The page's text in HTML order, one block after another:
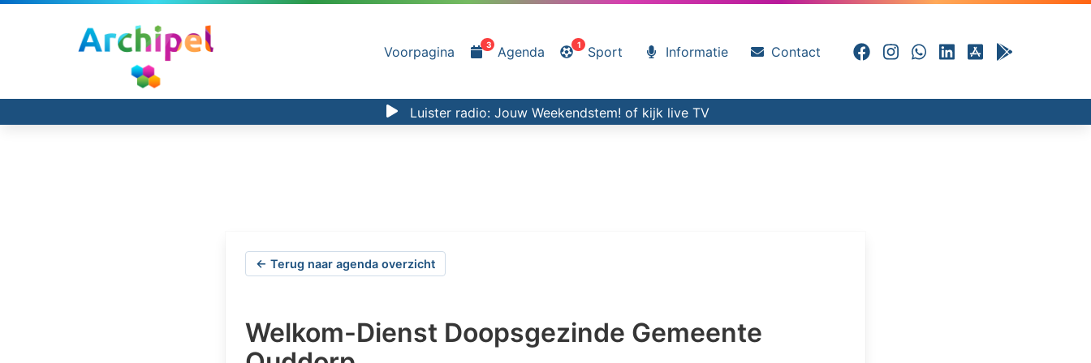
Voorpagina 3 Agenda 1 Sport Informatie Contact
Luister radio: Jouw Weekendstem! of kijk live TV
← Terug naar agenda overzicht
Welkom-Dienst Doopsgezinde Gemeente